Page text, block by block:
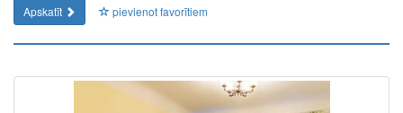
Apskatīt pievienot favorītiem